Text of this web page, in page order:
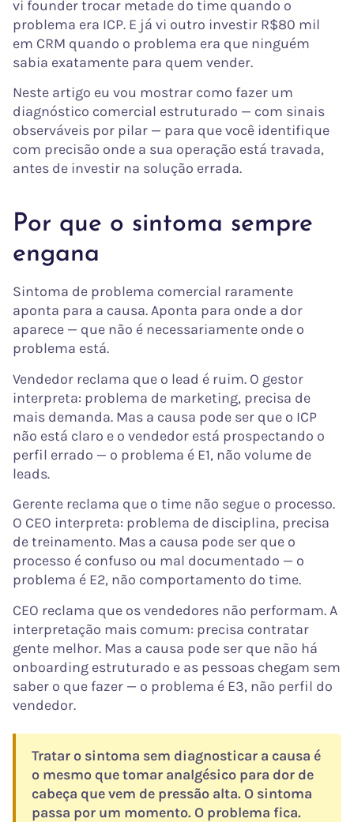
vi founder trocar metade do time quando o
problema era ICP. E já vi outro investir R$80 mil
em CRM quando o problema era que ninguém
sabia exatamente para quem vender.
Neste artigo eu vou mostrar como fazer um
diagnóstico comercial estruturado — com sinais
observáveis por pilar — para que você identifique
com precisão onde a sua operação está travada,
antes de investir na solução errada.
Por que o sintoma sempre
engana
Sintoma de problema comercial raramente
aponta para a causa. Aponta para onde a dor
aparece — que não é necessariamente onde o
problema está.
Vendedor reclama que o lead é ruim. O gestor
interpreta: problema de marketing, precisa de
mais demanda. Mas a causa pode ser que o ICP
não está claro e o vendedor está prospectando o
perfil errado — o problema é E1, não volume de
leads.
Gerente reclama que o time não segue o processo.
O CEO interpreta: problema de disciplina, precisa
de treinamento. Mas a causa pode ser que o
processo é confuso ou mal documentado — o
problema é E2, não comportamento do time.
CEO reclama que os vendedores não performam. A
interpretação mais comum: precisa contratar
gente melhor. Mas a causa pode ser que não há
onboarding estruturado e as pessoas chegam sem
saber o que fazer — o problema é E3, não perfil do
vendedor.
Tratar o sintoma sem diagnosticar a causa é
o mesmo que tomar analgésico para dor de
cabeça que vem de pressão alta. O sintoma
passa por um momento. O problema fica.